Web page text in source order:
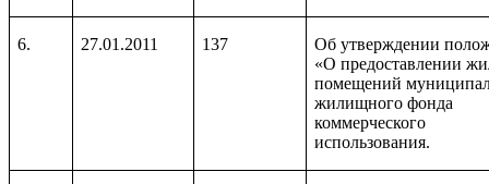
6. 27.01.2011 137
Об утверждении
«О предоставлении
помещений
жилищного фонда
коммерческого
использования.